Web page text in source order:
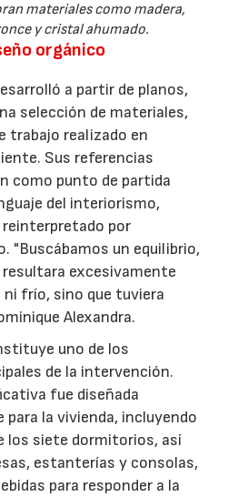
materiales como madera,
y cristal ahumado.
orgánico
a partir de planos,
selección de materiales,
trabajo realizado en
Sus referencias
como punto de partida
del interiorismo,
por
"Buscábamos un equilibrio,
excesivamente
frío, sino que tuviera
Alexandra.
uno de los
de la intervención.
fue diseñada
la vivienda, incluyendo
los siete dormitorios, así
estanterías y consolas,
para responder a la